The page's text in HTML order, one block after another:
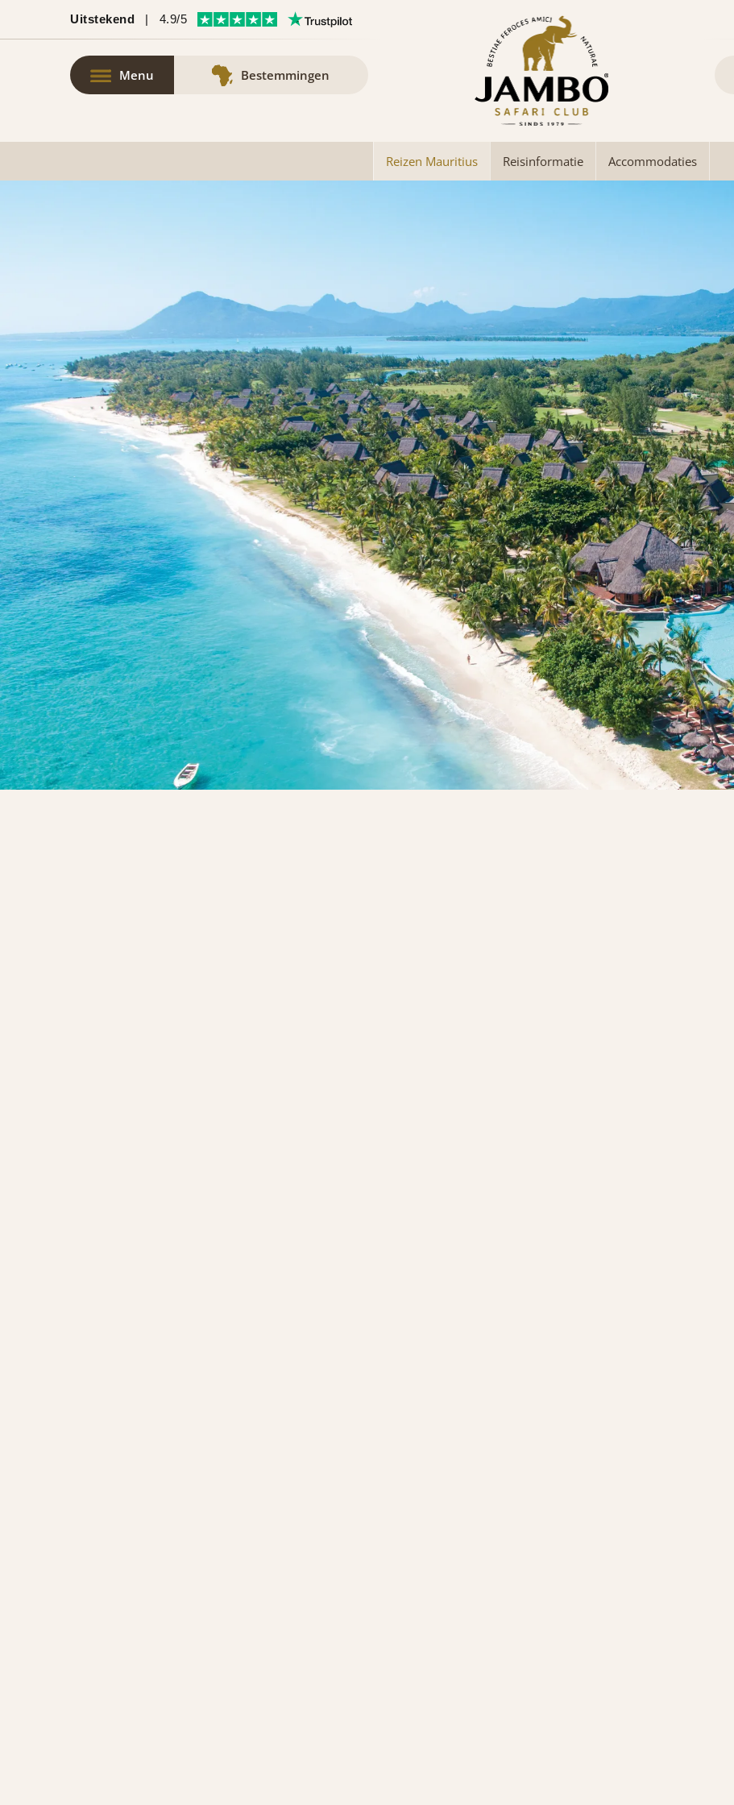
Uitstekend | 4.9/5
Menu Bestemmingen
Reizen Mauritius Reisinformatie Accommodaties